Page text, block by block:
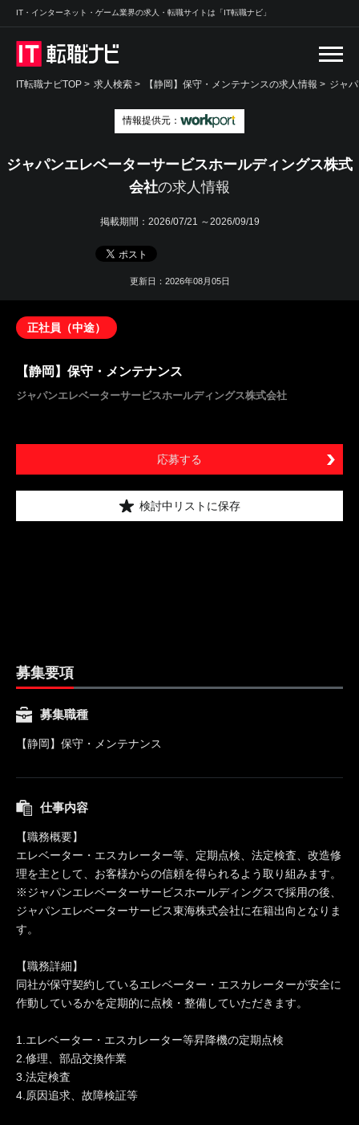
IT・インターネット・ゲーム業界の求人・転職サイトは「IT転職ナビ」
IT転職ナビTOP > 求人検索 > 【静岡】保守・メンテナンスの求人情報 > ジャ
情報提供元：
ジャパンエレベーターサービスホールディングス株式
会社の求人情報
掲載期間： 2026/07/21 ～2026/09/19
更新日：2026年08月05日
正社員（中途）
【静岡】保守・メンテナンス
ジャパンエレベーターサービスホールディングス株式会社
応募する
検討中リストに保存
募集要項
募集職種
【静岡】保守・メンテナンス
仕事内容
【職務概要】
エレベーター・エスカレーター等、定期点検、法定検査、改造修
理を主として、お客様からの信頼を得られるよう取り組みます。
※ジャパンエレベーターサービスホールディングスで採用の後、
ジャパンエレベーターサービス東海株式会社に在籍出向となりま
す。
【職務詳細】
同社が保守契約しているエレベーター・エスカレーターが安全に
作動しているかを定期的に点検・整備していただきます。
1.エレベーター・エスカレーター等昇降機の定期点検
2.修理、部品交換作業
3.法定検査
4.原因追求、故障検証等